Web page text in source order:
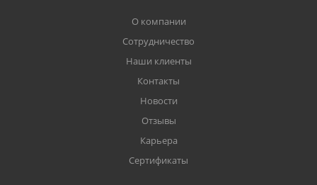
О компании
Сотрудничество
Наши клиенты
Контакты
Новости
Отзывы
Карьера
Сертификаты